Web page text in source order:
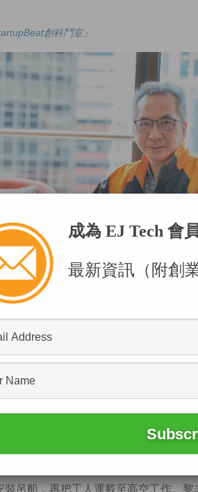
創科鬥室」
覓得一幢30樓高大廈作真實測試。(威
（Welbot）
僅簡化工序流程，亦較傳統以吊船載
黎志雄稱，已透過城慧計劃覓得一幢
裝吊船，再把工人運載至高空工作。黎
成為 EJ Tech 會
最新資訊（附創